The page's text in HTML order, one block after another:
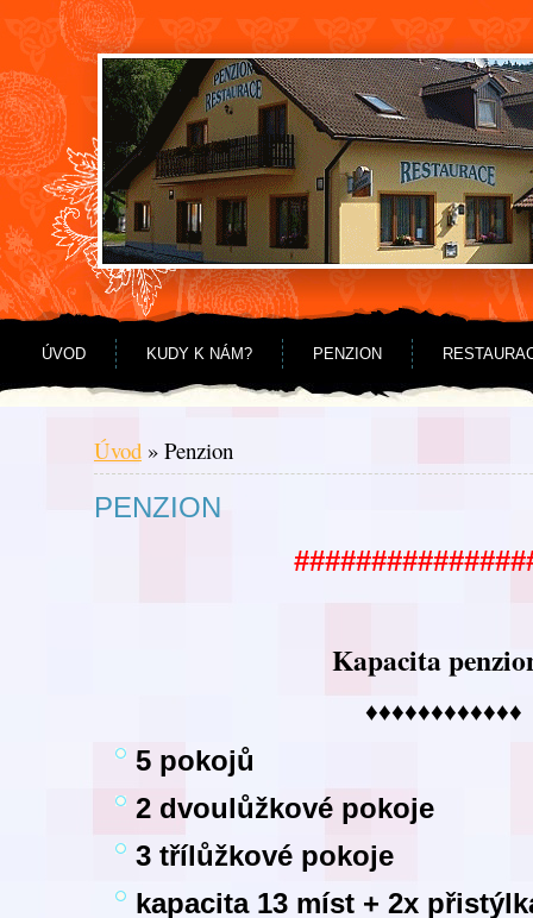
Jdi na obsah
Jdi na menu
ÚVOD KUDY K NÁM? PENZION
Úvod » Penzion
PENZION
Kapacita
♦♦♦♦♦♦♦♦♦♦♦♦
5 pokojů
2 dvoulůžkové pokoje
3 třílůžkové pokoje
kapacita 13 míst + 2x